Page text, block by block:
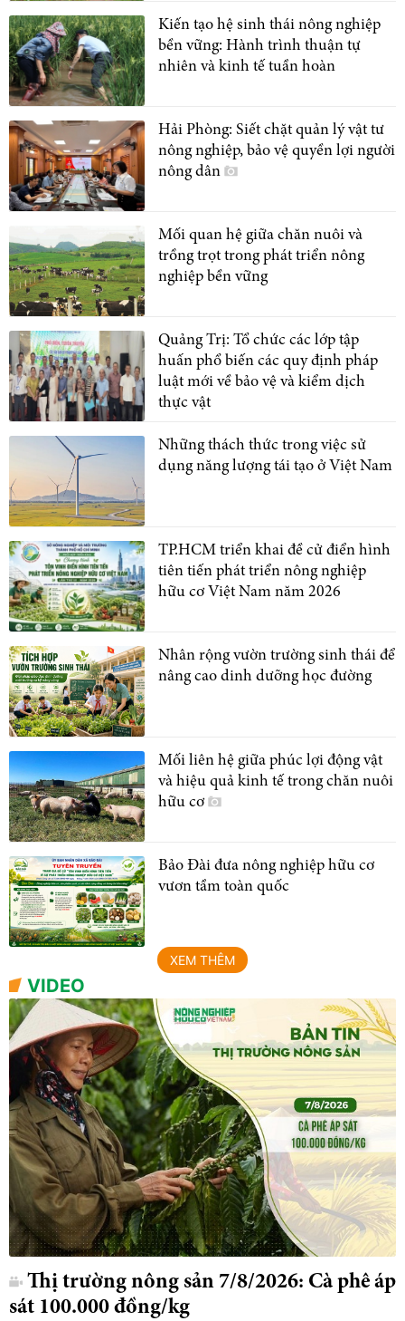
Kiến tạo hệ sinh thái nông nghiệp
bền vững: Hành trình thuận tự
nhiên và kinh tế tuần hoàn
Hải Phòng: Siết chặt quản lý vật tư
nông nghiệp, bảo vệ quyền lợi người
nông dân
Mối quan hệ giữa chăn nuôi và
trồng trọt trong phát triển nông
nghiệp bền vững
Quảng Trị: Tổ chức các lớp tập
huấn phổ biến các quy định pháp
luật mới về bảo vệ và kiểm dịch
thực vật
Những thách thức trong việc sử
dụng năng lượng tái tạo ở Việt Nam
TP.HCM triển khai đề cử điển hình
tiên tiến phát triển nông nghiệp
hữu cơ Việt Nam năm 2026
Nhân rộng vườn trường sinh thái để
nâng cao dinh dưỡng học đường
Mối liên hệ giữa phúc lợi động vật
và hiệu quả kinh tế trong chăn nuôi
hữu cơ
Bảo Đài đưa nông nghiệp hữu cơ
vươn tầm toàn quốc
XEM THÊM
VIDEO
Thị trường nông sản 7/8/2026: Cà phê áp
sát 100.000 đồng/kg